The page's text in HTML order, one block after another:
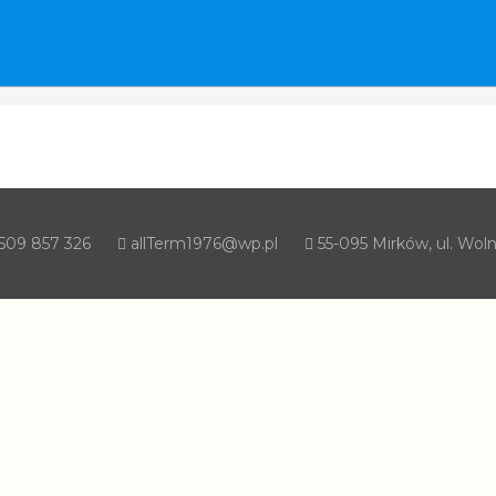
857 326 allTerm1976@wp.pl 55-095 Mirków, ul.